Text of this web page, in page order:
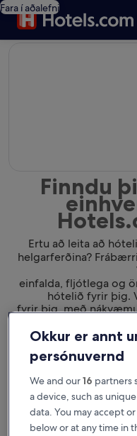
Fara í aðalefni
Finndu
Ertu að leita að
helgarferðina?
einfalda, fljótlega og
hótelið fyrir þig.
fyrir þig, með
finnir stað sem þér
Í boði á
Okkur er annt
persónuvernd
We and our16 partners
a device, such as
data. You may accept
below or at any time in